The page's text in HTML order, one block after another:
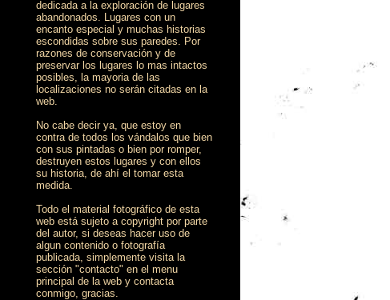
dedicada a la exploración de lugares
abandonados. Lugares con un
encanto especial y muchas historias
escondidas sobre sus paredes. Por
razones de conservación y de
preservar los lugares lo mas intactos
posibles, la mayoria de las
localizaciones no serán citadas en la
web.
No cabe decir ya, que estoy en
contra de todos los vándalos que bien
con sus pintadas o bien por romper,
destruyen estos lugares y con ellos
su historia, de ahí el tomar esta
medida.
Todo el material fotográfico de esta
web está sujeto a copyright por parte
del autor, si deseas hacer uso de
algun contenido o fotografía
publicada, simplemente visita la
sección "contacto" en el menu
principal de la web y contacta
conmigo, gracias.